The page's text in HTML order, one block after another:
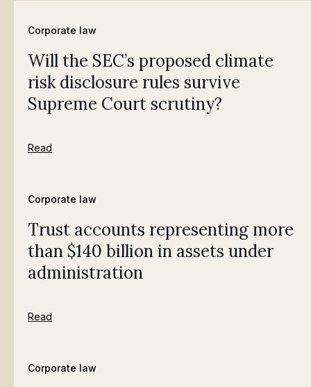
Corporate law
Will the SEC’s proposed climate
risk disclosure rules survive
Supreme Court scrutiny?
Read
Corporate law
Trust accounts representing more
than $140 billion in assets under
administration
Read
Corporate law